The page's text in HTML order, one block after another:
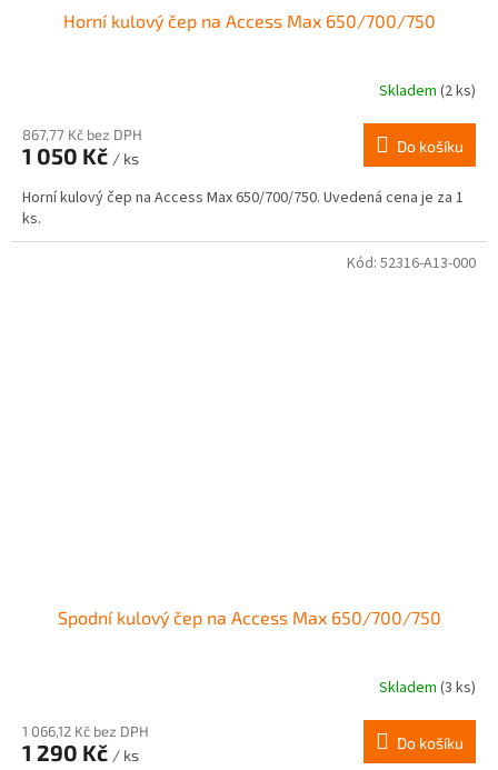
Horní kulový čep na Access Max 650/700/750
Skladem (2 ks)
867,77 Kč bez DPH
1 050 Kč / ks
Do košíku
Horní kulový čep na Access Max 650/700/750. Uvedená cena je za 1
ks.
Spodní kulový čep na Access Max 650/700/750
Skladem (3 ks)
1 066,12 Kč bez DPH
1 290 Kč / ks
Do košíku
Kód: 52316-A13-000